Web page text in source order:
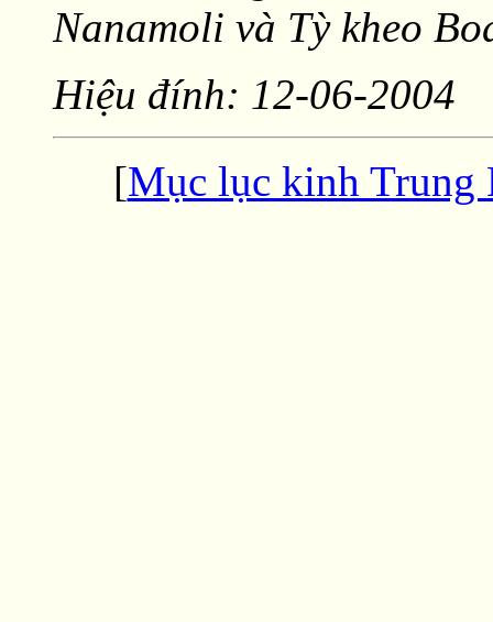
Nanamoli và Tỳ kheo
Hiệu đính: 12-06-2004
[Mục lục kinh Trung